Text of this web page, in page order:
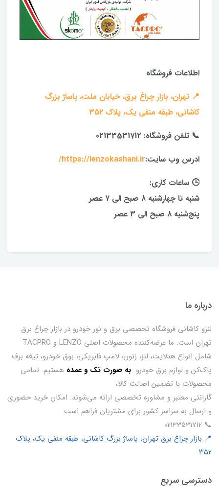
اطلاعات فروشگاه
📍 تهران، بازار چراغ برق، خیابان ملت، پاساژ بزرگ
کاشانی، طبقه منفی یک، پلاک ۳۵۲
📞 تلفن فروشگاه: 02133531712
ادرس وب سایت:https://lenzokashani.ir/
🕒 ساعات کاری:
شنبه تا چهارشنبه ۸ صبح الی ۷ عصر
پنج‌شنبه ۸ صبح الی ۳ عصر
درباره ما
لنزو کاشانی فروشگاه تخصصی برق و نور خودرو در بازار چراغ برق
تهران است. ما عرضه‌کننده محصولات اصلی LENZO و TACPRO
شامل انواع هدلایت، لنز، زنون، لامپ فابریکی، بوق خودرو، تیغه برف
پاک‌کن و لوازم برق خودرو به صورت تک و عمده هستیم. تمامی
محصولات با تضمین اصالت کالا،
گارانتی معتبر و مشاوره تخصصی ارائه می‌شوند. امکان خرید حضوری
و ارسال به سراسر کشور برای مشتریان فراهم است.
📞 02133531712
📍 بازار چراغ برق تهران، پاساژ بزرگ کاشانی، طبقه منفی یک، پلاک
۳۵۲
دسترسی سریع